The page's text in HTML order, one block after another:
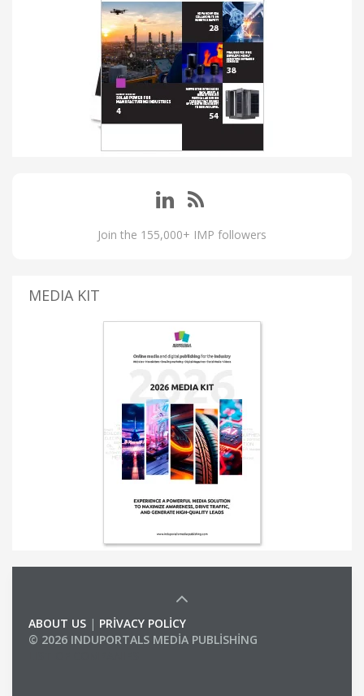
Join the 155,000+ IMP followers
MEDIA KIT
ABOUT US | PRIVACY POLICY
© 2026 INDUPORTALS MEDIA PUBLISHING